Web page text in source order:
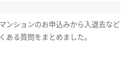
ンションのお申込みから入退去など
ある質問をまとめました。